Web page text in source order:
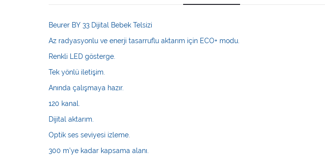
Beurer BY 33 Dijital Bebek Telsizi
Az radyasyonlu ve enerji tasarruflu aktarım için ECO+ modu.
Renkli LED gösterge.
Tek yönlü iletişim.
Anında çalışmaya hazır.
120 kanal.
Dijital aktarım.
Optik ses seviyesi izleme.
300 m’ye kadar kapsama alanı.